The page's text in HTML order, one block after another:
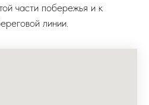
части побережья и к
линии.